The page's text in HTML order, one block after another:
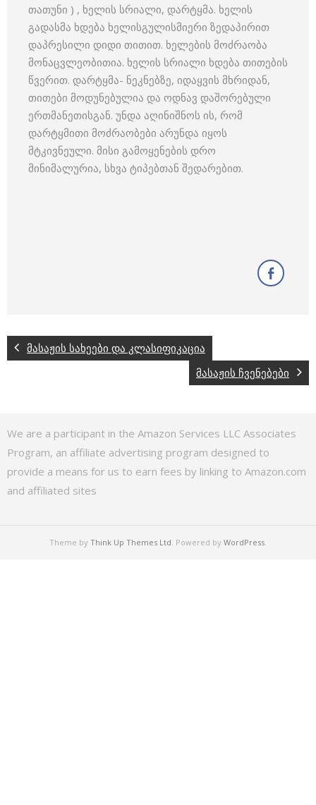
თათუნი ) , ხელის სრიალი, დარტყმა. ხელის
გადასმა ხდება ხელისგულისმიერი ზედაპირით
დაპრესილი დიდი თითით. ხელების მოძრაობა
მონაცვლეობითია. ხელის სრიალი ხდება თითების
წვერით. დარტყმა- ნეკნებზე, იდაყვის მხრიდან,
თითები მოდუნებულია და ოდნავ დაშორებული
ერთმანეთისგან. უნდა აღინიშნოს ის, რომ
დარტყმითი მოძრაობები არუნდა იყოს
მტკივნეული. მისი გამოყენების დრო
მინიმალურია, სხვა ტიპებთან შედარებით.
მასაჟის სახეები და კლასიფიკაცია
მასაჟის ჩვენებები
We are a participant in the Amazon Services LLC Associates
Program, an affiliate advertising program designed to
provide a means for us to earn fees by linking to Amazon.com
and affiliated sites
Theme by Think Up Themes Ltd. Powered by WordPress.